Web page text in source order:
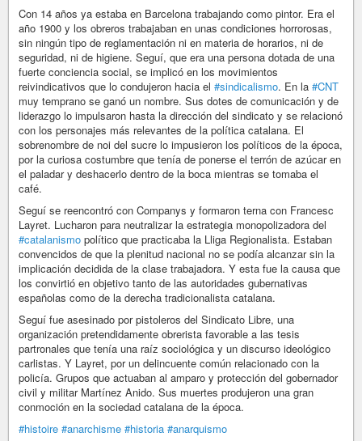
Con 14 años ya estaba en Barcelona trabajando como pintor. Era el
año 1900 y los obreros trabajaban en unas condiciones horrorosas,
sin ningún tipo de reglamentación ni en materia de horarios, ni de
seguridad, ni de higiene. Seguí, que era una persona dotada de una
fuerte conciencia social, se implicó en los movimientos
reivindicativos que lo condujeron hacia el #sindicalismo. En la #CNT
muy temprano se ganó un nombre. Sus dotes de comunicación y de
liderazgo lo impulsaron hasta la dirección del sindicato y se relacionó
con los personajes más relevantes de la política catalana. El
sobrenombre de noi del sucre lo impusieron los políticos de la época,
por la curiosa costumbre que tenía de ponerse el terrón de azúcar en
el paladar y deshacerlo dentro de la boca mientras se tomaba el
café.
Seguí se reencontró con Companys y formaron terna con Francesc
Layret. Lucharon para neutralizar la estrategia monopolizadora del
#catalanismo político que practicaba la Lliga Regionalista. Estaban
convencidos de que la plenitud nacional no se podía alcanzar sin la
implicación decidida de la clase trabajadora. Y esta fue la causa que
los convirtió en objetivo tanto de las autoridades gubernativas
españolas como de la derecha tradicionalista catalana.
Seguí fue asesinado por pistoleros del Sindicato Libre, una
organización pretendidamente obrerista favorable a las tesis
partronales que tenía una raíz sociológica y un discurso ideológico
carlistas. Y Layret, por un delincuente común relacionado con la
policía. Grupos que actuaban al amparo y protección del gobernador
civil y militar Martínez Anido. Sus muertes produjeron una gran
conmoción en la sociedad catalana de la época.
#histoire #anarchisme #historia #anarquismo